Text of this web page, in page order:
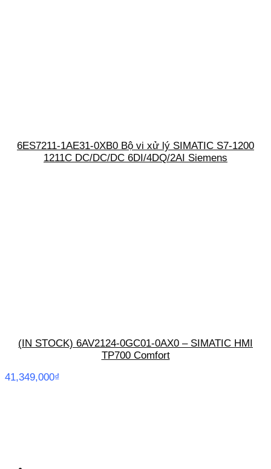
6ES7211-1AE31-0XB0 Bộ vi xử lý SIMATIC S7-1200
1211C DC/DC/DC 6DI/4DQ/2AI Siemens
(IN STOCK) 6AV2124-0GC01-0AX0 – SIMATIC HMI
TP700 Comfort
41,349,000₫